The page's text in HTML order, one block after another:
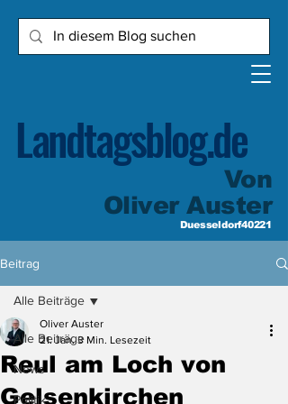
Landtagsblog.de
Von
Oliver Auster
Duesseldorf40221
Beitrag
Alle Beiträge
News
Politik
Alle Beiträge
Reul am Loch von
Gelsenkirchen
Oliver Auster
21. Jan. 3 Min. Lesezeit